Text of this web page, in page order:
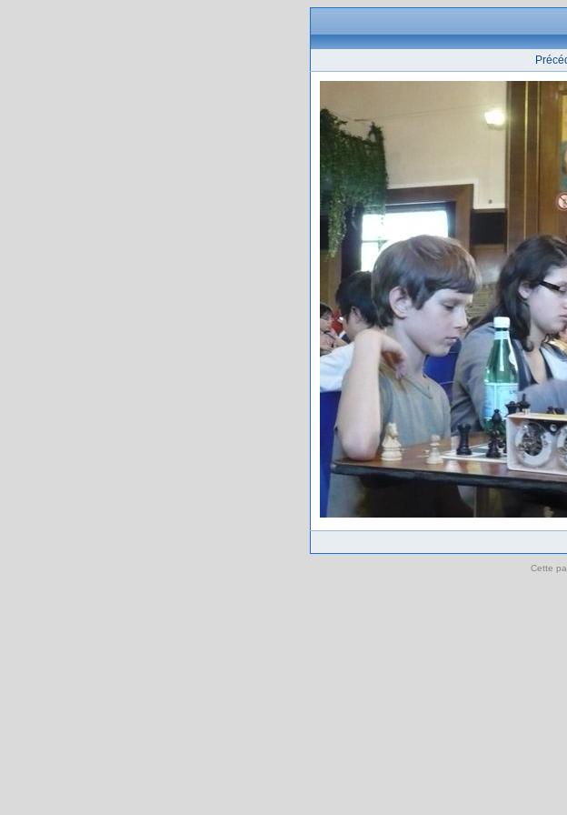
Cette